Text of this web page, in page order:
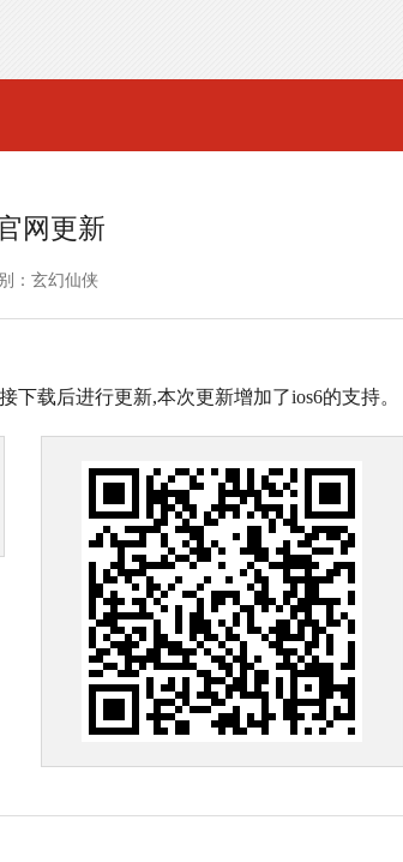
网更新
：玄幻仙侠
下载后进行更新,本次更新增加了ios6的支持。